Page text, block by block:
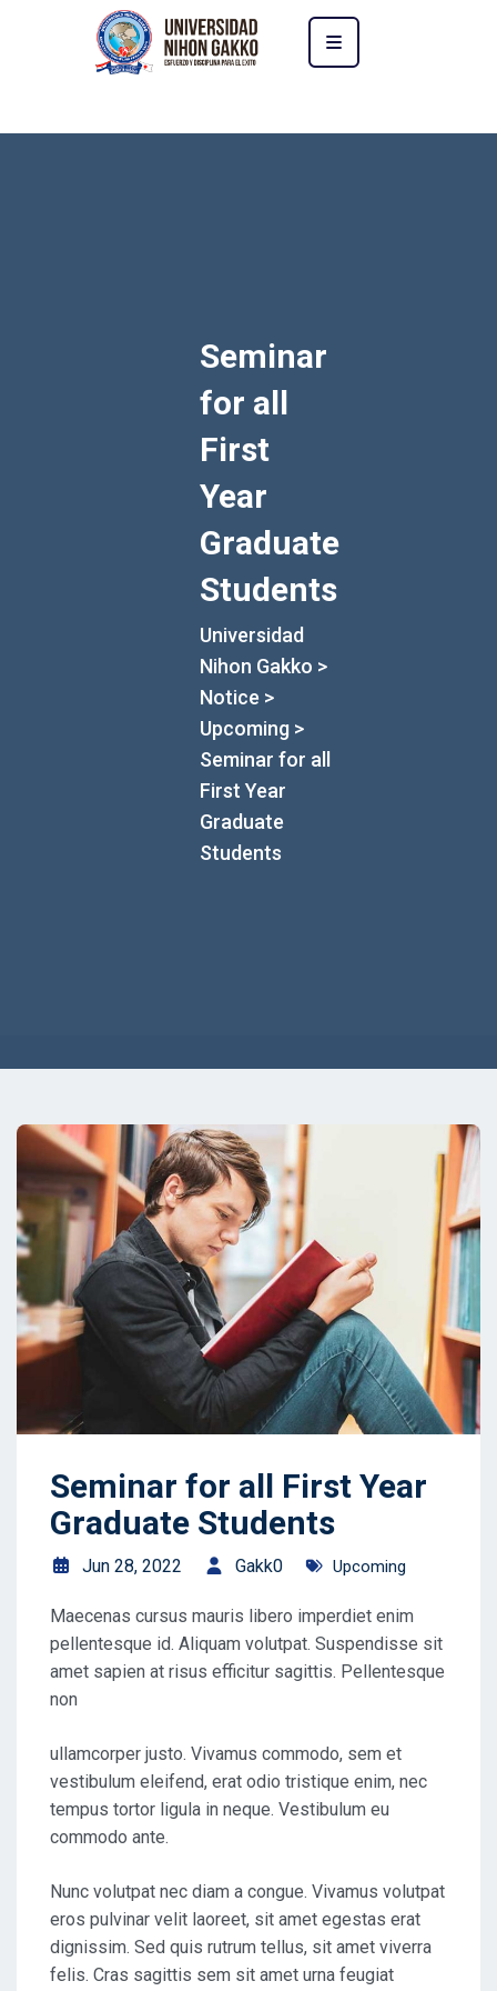
Seminar
for all
First
Year
Graduate
Students
Universidad
Nihon Gakko >
Notice >
Upcoming >
Seminar for all
First Year
Graduate
Students
Seminar for all First Year
Graduate Students
Jun 28, 2022 Gakk0 Upcoming
Maecenas cursus mauris libero imperdiet enim
pellentesque id. Aliquam volutpat. Suspendisse sit
amet sapien at risus efficitur sagittis. Pellentesque
non
ullamcorper justo. Vivamus commodo, sem et
vestibulum eleifend, erat odio tristique enim, nec
tempus tortor ligula in neque. Vestibulum eu
commodo ante.
Nunc volutpat nec diam a congue. Vivamus volutpat
eros pulvinar velit laoreet, sit amet egestas erat
dignissim. Sed quis rutrum tellus, sit amet viverra
felis. Cras sagittis sem sit amet urna feugiat